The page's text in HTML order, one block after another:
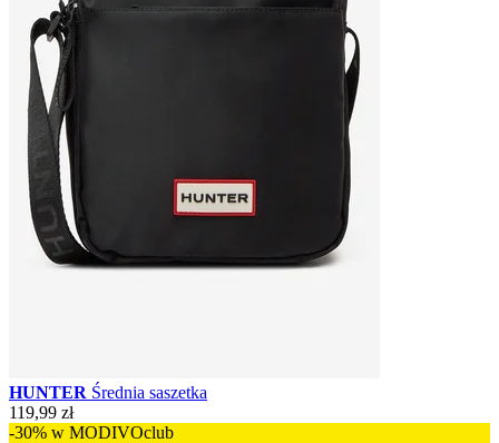
HUNTER Średnia saszetka
119,99 zł
-30% w MODIVOclub